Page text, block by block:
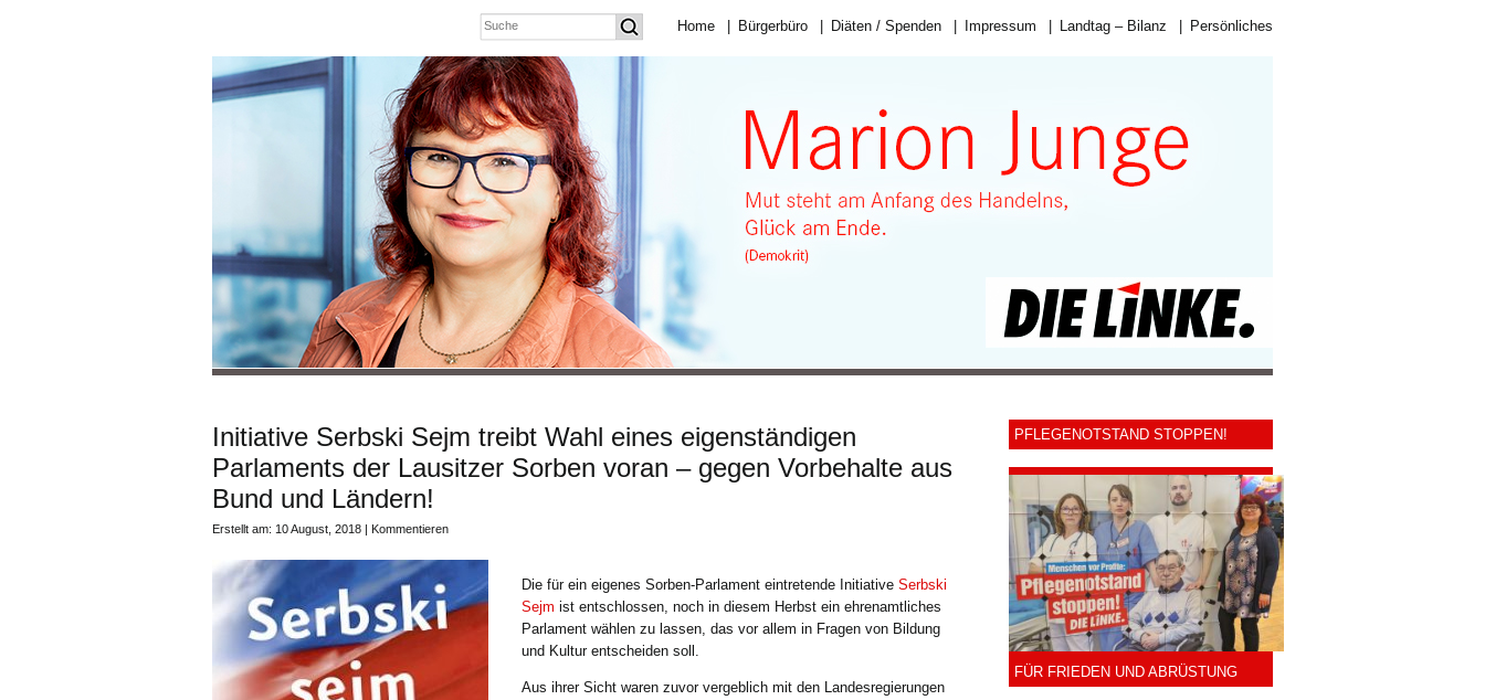
Home Bürgerbüro Diäten / Spenden Impressum Landtag – Bilanz Persönliches
Initiative Serbski Sejm treibt Wahl eines eigenständigen
Parlaments der Lausitzer Sorben voran – gegen Vorbehalte aus
Bund und Ländern!
Erstellt am: 10 August, 2018 | Kommentieren
Die für ein eigenes Sorben-Parlament eintretende Initiative Serbski
Sejm ist entschlossen, noch in diesem Herbst ein ehrenamtliches
Parlament wählen zu lassen, das vor allem in Fragen von Bildung
und Kultur entscheiden soll.
Aus ihrer Sicht waren zuvor vergeblich mit den Landesregierungen
PFLEGENOTSTAND STOPPEN!
FÜR FRIEDEN UND ABRÜSTUNG